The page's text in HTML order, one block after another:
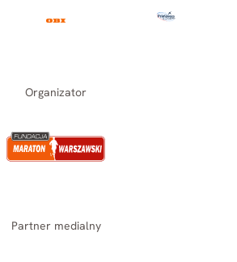
Organizator
Partner medialny